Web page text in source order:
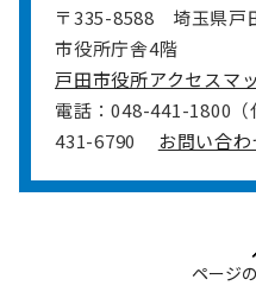
〒335-8588
埼玉県戸
市役所庁舎4階
戸田市役所アクセスマ
電話：048-441-1800（
431-6790
お問い合
ページ